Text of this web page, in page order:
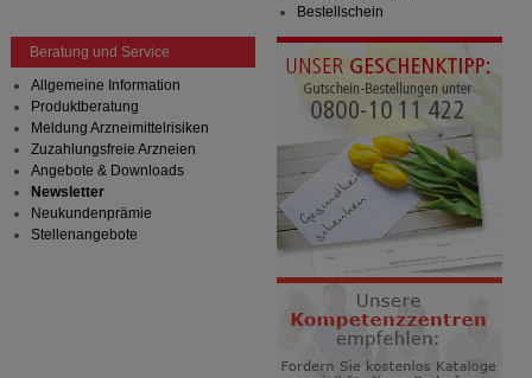
Bestellschein
Beratung und Service
Allgemeine Information
Produktberatung
Meldung Arzneimittelrisiken
Zuzahlungsfreie Arzneien
Angebote & Downloads
Newsletter
Neukundenprämie
Stellenangebote